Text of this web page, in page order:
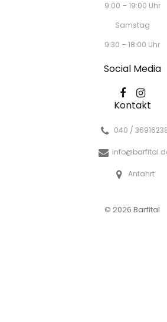
9:00 – 19:00 Uhr
Samstag
9:30 – 18:00 Uhr
Social Media
Kontakt
040 /
Anfahrt
© 2026 Barfital